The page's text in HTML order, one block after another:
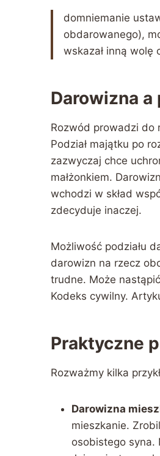
domniemanie
obdarowanego),
wskazał inną wolę
Darowizna
Rozwód prowadzi do
Podział majątku po
zazwyczaj chce
małżonkiem.
wchodzi w skład
zdecyduje inaczej.
Możliwość podziału
darowizn na rzecz
trudne. Może
Kodeks cywilny.
Praktyczne
Rozważmy kilka
Darowizna
mieszkanie.
osobistego syna.